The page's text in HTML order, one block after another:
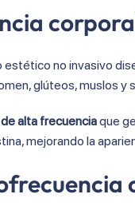
no invasivo
glúteos, muslos y
alta frecuenciaque
mejorando la